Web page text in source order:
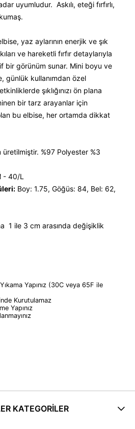
uyumludur. Askılı, eteği fırfırlı,
yaz aylarının enerjik ve şık
ve hareketli fırfır detaylarıyla
bir görünüm sunar. Mini boyu ve
günlük kullanımdan özel
şıklığınızı ön plana
bir tarz arayanlar için
bu elbise, her ortamda dikkat
%97 Polyester %3
- 40/L
Boy: 1.75, Göğüs: 84, Bel: 62,
1 ile 3 cm arasında değişiklik
Yapınız (30C veya 65F ile
Kurutulamaz
Yapınız
KATEGORİLER